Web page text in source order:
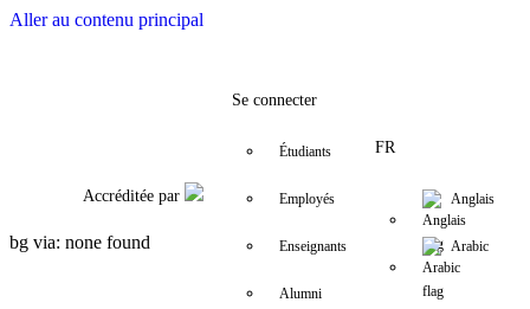
Aller au contenu principal
FacebookTwitter
Accréditée par
Se connecter
Étudiants
Employés
Enseignants
Alumni
FR
Anglais
Arabic
bg via: none found